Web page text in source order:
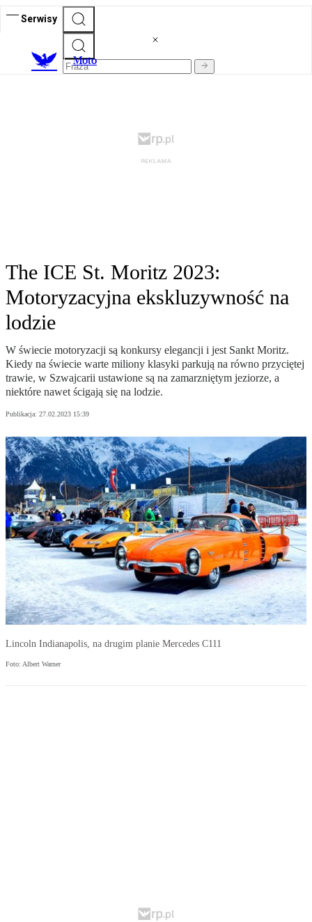
Serwisy
Moto
The ICE St. Moritz 2023:
Motoryzacyjna ekskluzywność na
lodzie
W świecie motoryzacji są konkursy elegancji i jest Sankt Moritz.
Kiedy na świecie warte miliony klasyki parkują na równo przyciętej
trawie, w Szwajcarii ustawione są na zamarzniętym jeziorze, a
niektóre nawet ścigają się na lodzie.
Publikacja: 27.02.2023 15:39
Lincoln Indianapolis, na drugim planie Mercedes C111
Foto: Albert Warner